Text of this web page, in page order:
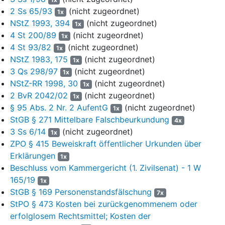
240; Fahlbusch in Hofmann, Ausländerrecht 2. Aufl.,
AufenthGRn. 222; Stephan in Bergmann/Dienelt,
Ausländerrecht 14. Aufl.,§ 95 AufenthGRn. 106; Hohoff in
BeckOK, Ausländerrecht,§ 95 AufenthG
Hadamtzky/Senge in Erbs/Kohlhaas, Strafrechtliche
Nebengesetze,§ 95 AufenthGRn. 57; Mosbacher in GK-
AufenthG, § 95 Rn. 253) und der Notarvertreter weder als nach
§ 71 AufenthGzuständige Behörde, noch im Rahmen eines
verwaltungsrechtlichen Verfahrens tätig geworden war.
7
b) Aber auch der Antrag der Angeklagten gegenüber der
Ausländerbehörde führt nicht zu einer Strafbarkeit nach
Abs. 2 Nr. 2 AufenthG, denn sowohl die darin enthaltene Angabe
zur Staatsangehörigkeit der Tochter S (nachfolgend aa)), als
auch jene zur Vaterschaft von T (nachfolgend bb)) waren richtig.
8
aa) Die Angeklagte hat zutreffend angegeben, dass ihre
Tochter deutsche Staatsangehörige sei. Nach
Satz 1 StAG erwirbt ein Kind ausländischer Eltern durch die
Geburt im Inland die deutsche Staatsangehörigkeit, wenn ein
Elternteil seit acht Jahren rechtmäßig seinen gewöhnlichen
2 Ss 65/93
1x (nicht zugeordnet)
NStZ 1993, 394
1x (nicht zugeordnet)
4 St 200/89
1x (nicht zugeordnet)
4 St 93/82
1x (nicht zugeordnet)
NStZ 1983, 175
1x (nicht zugeordnet)
3 Qs 298/97
1x (nicht zugeordnet)
NStZ-RR 1998, 30
1x (nicht zugeordnet)
2 BvR 2042/02
1x (nicht zugeordnet)
§ 95 Abs. 2 Nr. 2 AufentG
1x (nicht zugeordnet)
StGB § 271 Mittelbare Falschbeurkundung
4x
3 Ss 6/14 1x (nicht zugeordnet)
ZPO § 415 Beweiskraft öffentlicher Urkunden über
Erklärungen
1x
Beschluss vom Kammergericht (1. Zivilsenat) - 1 W
165/19
1x
StGB § 169 Personenstandsfälschung 7x
StPO § 473 Kosten bei zurückgenommenem oder
erfolglosem Rechtsmittel; Kosten der